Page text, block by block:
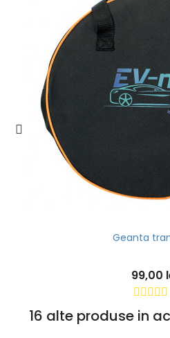
Geanta
99,00
16 alte produse in